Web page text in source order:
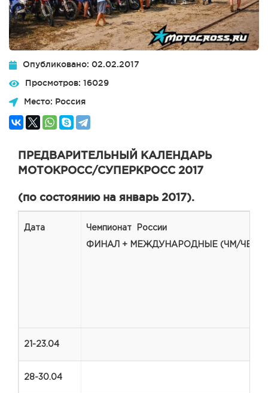
Опубликовано: 02.02.2017
Просмотров: 16029
Место: Россия
ПРЕДВАРИТЕЛЬНЫЙ КАЛЕНДАРЬ
МОТОКРОСС/СУПЕРКРОСС 2017
(по состоянию на январь 2017).
Дата Чемпионат России
ФИНАЛ + МЕЖДУНАРОДНЫЕ (ЧМ/ЧЕ)
21-23.04
28-30.04